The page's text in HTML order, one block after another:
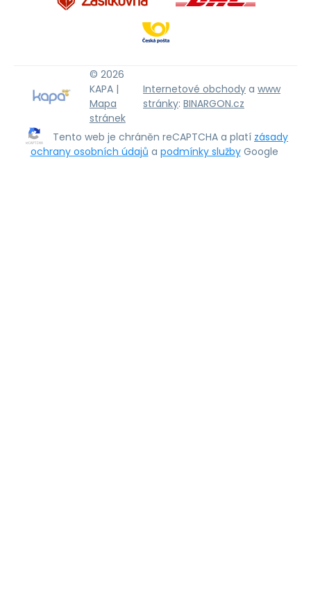
© 2026
KAPA |
Mapa
stránek
Internetové obchody a www
stránky: BINARGON.cz
Tento web je chráněn reCAPTCHA a platí zásady
ochrany osobních údajů a podmínky služby Google